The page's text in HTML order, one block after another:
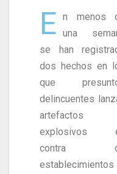
E n menos
una
se han
dos hechos en
que
delincuentes
artefactos
explosivos
contra
establecimientos